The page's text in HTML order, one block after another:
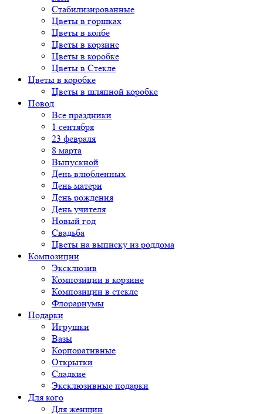
Стабилизированные
Цветы в горшках
Цветы в колбе
Цветы в корзине
Цветы в коробке
Цветы в Стекле
Цветы в коробке
Цветы в шляпной коробке
Повод
Все праздники
1 сентября
23 февраля
8 марта
Выпускной
День влюбленных
День матери
День рождения
День учителя
Новый год
Свадьба
Цветы на выписку из роддома
Композиции
Эксклюзив
Композиции в корзине
Композиции в стекле
Флорариумы
Подарки
Игрушки
Вазы
Корпоративные
Открытки
Сладкие
Эксклюзивные подарки
Для кого
Для женщин